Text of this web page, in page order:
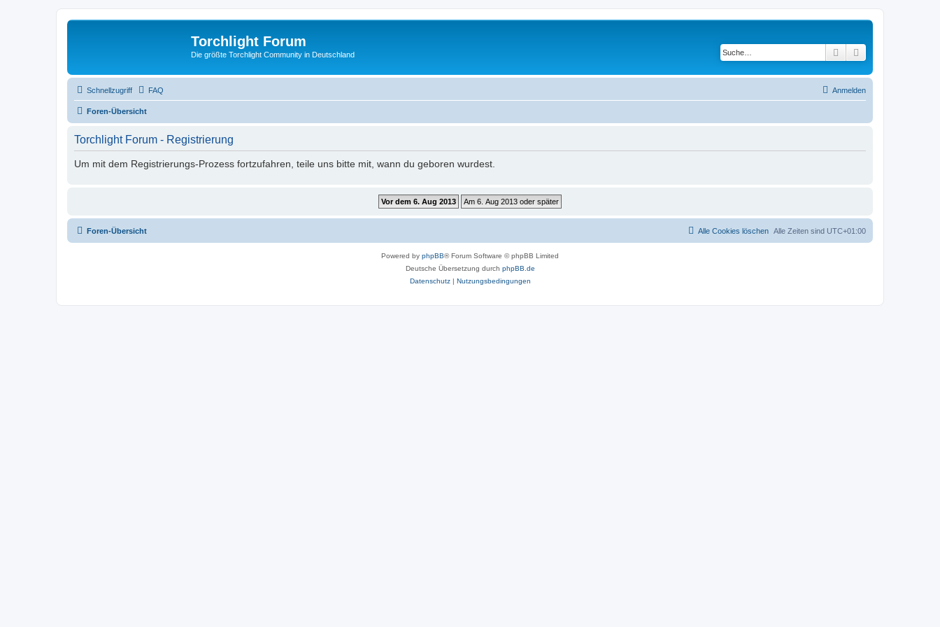
Torchlight Forum
Die größte Torchlight Community in Deutschland Suche
Schnellzugriff FAQ Anmelden
Foren-Übersicht
Torchlight Forum - Registrierung
Um mit dem Registrierungs-Prozess fortzufahren, teile uns bitte mit, wann du geboren wurdest.
Foren-Übersicht Alle Zeiten sind UTC+01:00
Alle Cookies löschen
Powered by phpBB® Forum Software © phpBB Limited
Deutsche Übersetzung durch phpBB.de
Datenschutz| Nutzungsbedingungen